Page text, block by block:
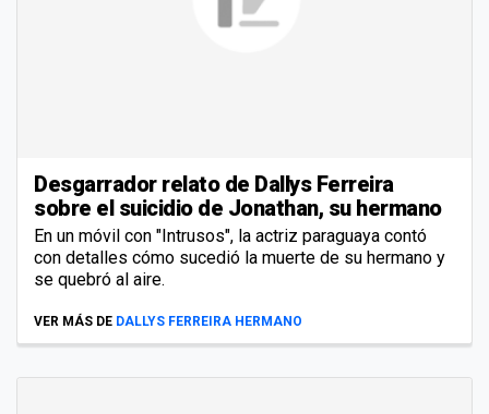
Desgarrador relato de Dallys Ferreira
sobre el suicidio de Jonathan, su hermano
En un móvil con "Intrusos", la actriz paraguaya contó
con detalles cómo sucedió la muerte de su hermano y
se quebró al aire.
VER MÁS DE DALLYS FERREIRA HERMANO